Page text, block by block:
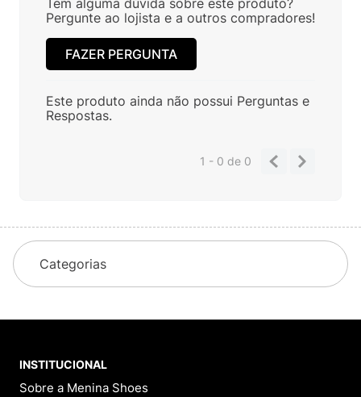
Tem alguma dúvida sobre este produto?
Pergunte ao lojista e a outros compradores!
FAZER PERGUNTA
Este produto ainda não possui Perguntas e
Respostas.
1 - 0de 0
Categorias
INSTITUCIONAL
Sobre a Menina Shoes